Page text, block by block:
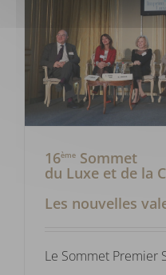
16ème Sommet
du Luxe et de la
Les nouvelles
Le Sommet Premier